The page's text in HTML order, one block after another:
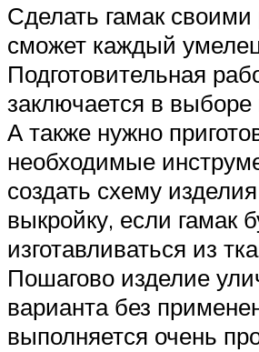
Сделать гамак своими
сможет каждый
Подготовительная
заключается в
А также нужно
необходимые
создать схему
выкройку, если гамак
изготавливаться из
Пошагово изделие
варианта без
выполняется очень